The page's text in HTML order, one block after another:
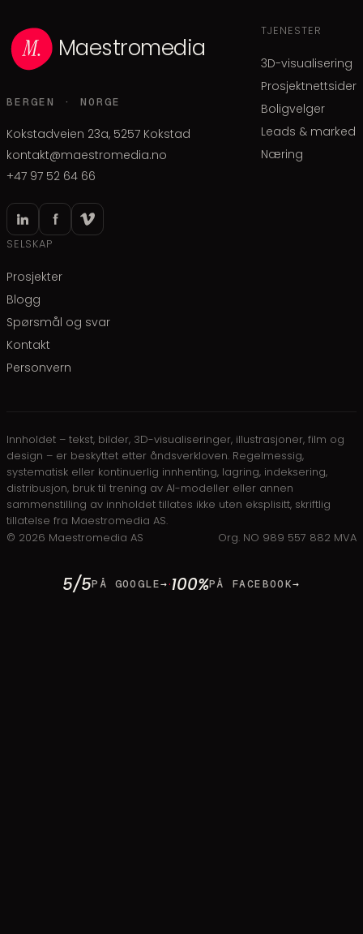
Maestromedia
BERGEN · NORGE
Kokstadveien 23a, 5257 Kokstad
kontakt@maestromedia.no
+47 97 52 64 66
TJENESTER
3D-visualisering
Prosjektnettsider
Boligvelger
Leads & marked
Næring
SELSKAP
Prosjekter
Blogg
Spørsmål og svar
Kontakt
Personvern
Innholdet – tekst, bilder, 3D-visualiseringer, illustrasjoner, film og
design – er beskyttet etter åndsverkloven. Regelmessig,
systematisk eller kontinuerlig innhenting, lagring, indeksering,
distribusjon, bruk til trening av AI-modeller eller annen
sammenstilling av innholdet tillates ikke uten eksplisitt, skriftlig
tillatelse fra Maestromedia AS.
© 2026 Maestromedia AS Org. NO 989 557 882 MVA
5/5PÅ GOOGLE→·100%PÅ FACEBOOK→